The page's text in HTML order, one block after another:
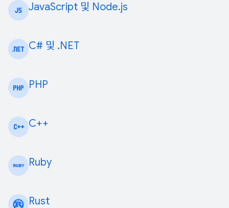
JavaScript 및 Node.js
C# 및 .NET
PHP
C++
Ruby
Rust